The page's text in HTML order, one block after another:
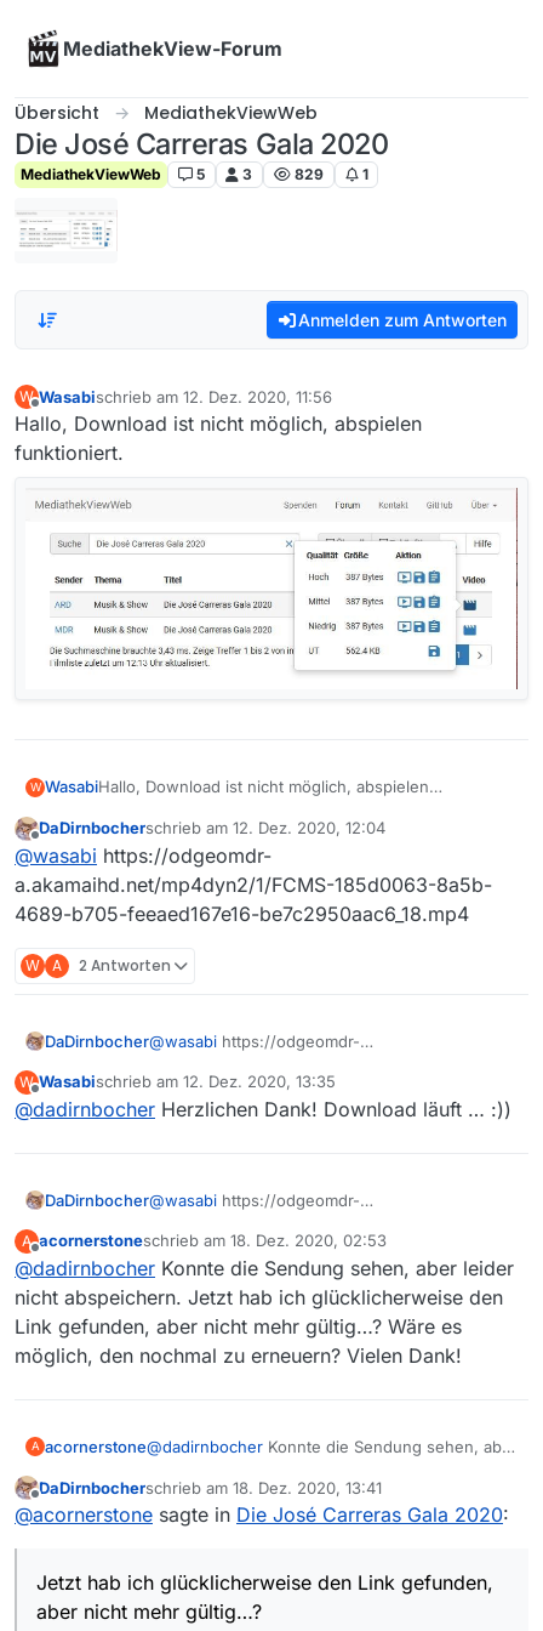
MediathekView-Forum
Übersicht MediathekViewWeb
Die José Carreras Gala 2020
MediathekViewWeb 5 3 829 1
Anmelden zum Antworten
W
Offline
Wasabischrieb am 12. Dez. 2020, 11:56
zuletzt editiert von
Hallo, Download ist nicht möglich, abspielen
funktioniert.
W WasabiHallo, Download ist nicht möglich, abspielen
Offline
DaDirnbocherschrieb am 12. Dez. 2020, 12:04
zuletzt editiert von
@wasabi https://odgeomdr-
a.akamaihd.net/mp4dyn2/1/FCMS-185d0063-8a5b-
4689-b705-feeaed167e16-be7c2950aac6_18.mp4
W A 2 Antworten
DaDirnbocher@wasabi https://odgeomdr-
8a5b-4689-b705-feeaed167e16-
be7c2950aac6_18.mp4
W
Offline
Wasabischrieb am 12. Dez. 2020, 13:35
zuletzt editiert von
@dadirnbocher Herzlichen Dank! Download läuft … :))
DaDirnbocher@wasabi https://odgeomdr-
8a5b-4689-b705-feeaed167e16-
be7c2950aac6_18.mp4
A
Offline
acornerstoneschrieb am 18. Dez. 2020, 02:53
zuletzt editiert von
@dadirnbocher Konnte die Sendung sehen, aber leider
nicht abspeichern. Jetzt hab ich glücklicherweise den
Link gefunden, aber nicht mehr gültig…? Wäre es
möglich, den nochmal zu erneuern? Vielen Dank!
A acornerstone@dadirnbocher Konnte die Sendung sehen, aber
glücklicherweise den Link gefunden, aber nicht
mehr gültig…? Wäre es möglich, den nochmal zu
DaDirnbocherschrieb am 18. Dez. 2020, 13:41
zuletzt editiert von
@acornerstone sagte in Die José Carreras Gala 2020:
Jetzt hab ich glücklicherweise den Link gefunden,
aber nicht mehr gültig…?